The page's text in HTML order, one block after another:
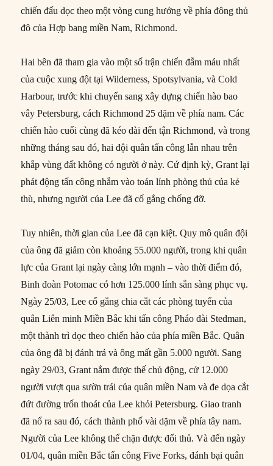
chiến đấu dọc theo một vòng cung hướng về phía đông thủ
đô của Hợp bang miền Nam, Richmond.
Hai bên đã tham gia vào một số trận chiến đẫm máu nhất
của cuộc xung đột tại Wilderness, Spotsylvania, và Cold
Harbour, trước khi chuyển sang xây dựng chiến hào bao
vây Petersburg, cách Richmond 25 dặm về phía nam. Các
chiến hào cuối cùng đã kéo dài đến tận Richmond, và trong
những tháng sau đó, hai đội quân tấn công lẫn nhau trên
khắp vùng đất không có người ở này. Cứ định kỳ, Grant lại
phát động tấn công nhắm vào toán lính phòng thủ của kẻ
thù, nhưng người của Lee đã cố gắng chống đỡ.
Tuy nhiên, thời gian của Lee đã cạn kiệt. Quy mô quân đội
của ông đã giảm còn khoảng 55.000 người, trong khi quân
lực của Grant lại ngày càng lớn mạnh – vào thời điểm đó,
Binh đoàn Potomac có hơn 125.000 lính sẵn sàng phục vụ.
Ngày 25/03, Lee cố gắng chia cắt các phòng tuyến của
quân Liên minh Miền Bắc khi tấn công Pháo đài Stedman,
một thành trì dọc theo chiến hào của phía miền Bắc. Quân
của ông đã bị đánh trả và ông mất gần 5.000 người. Sang
ngày 29/03, Grant nắm được thế chủ động, cử 12.000
người vượt qua sườn trái của quân miền Nam và đe dọa cắt
đứt đường trốn thoát của Lee khỏi Petersburg. Giao tranh
đã nổ ra sau đó, cách thành phố vài dặm về phía tây nam.
Người của Lee không thể chặn được đối thủ. Và đến ngày
01/04, quân miền Bắc tấn công Five Forks, đánh bại quân